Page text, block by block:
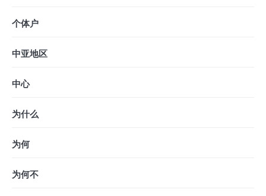
个体户
中亚地区
中心
为什么
为何
为何不